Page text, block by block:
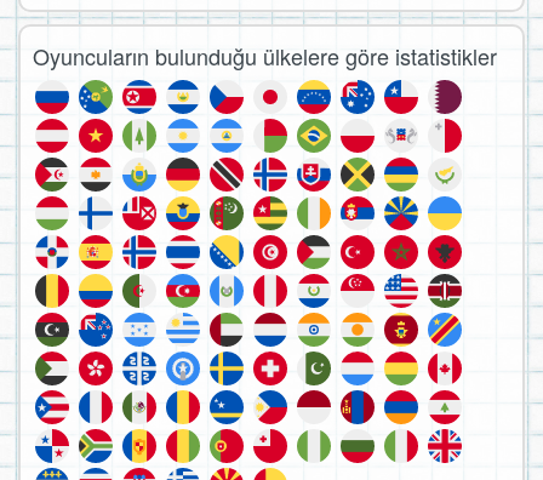
Oyuncuların bulunduğu ülkelere göre istatistikler